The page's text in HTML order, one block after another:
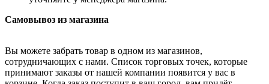
Самовывоз из магазина
Вы можете забрать товар в одном из магазинов,
сотрудничающих с нами. Список торговых точек, которые
принимают заказы от нашей компании появится у вас в